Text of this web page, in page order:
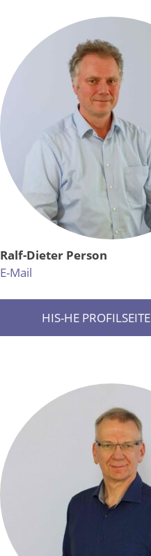
Ralf-Dieter Person
E-Mail
HIS-HE PROFILSEITE